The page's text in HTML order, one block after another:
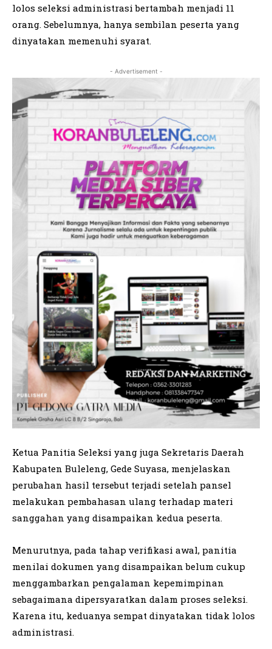
lolos seleksi administrasi bertambah menjadi 11
orang. Sebelumnya, hanya sembilan peserta yang
dinyatakan memenuhi syarat.
- Advertisement -
Ketua Panitia Seleksi yang juga Sekretaris Daerah
Kabupaten Buleleng, Gede Suyasa, menjelaskan
perubahan hasil tersebut terjadi setelah pansel
melakukan pembahasan ulang terhadap materi
sanggahan yang disampaikan kedua peserta.
Menurutnya, pada tahap verifikasi awal, panitia
menilai dokumen yang disampaikan belum cukup
menggambarkan pengalaman kepemimpinan
sebagaimana dipersyaratkan dalam proses seleksi.
Karena itu, keduanya sempat dinyatakan tidak lolos
administrasi.